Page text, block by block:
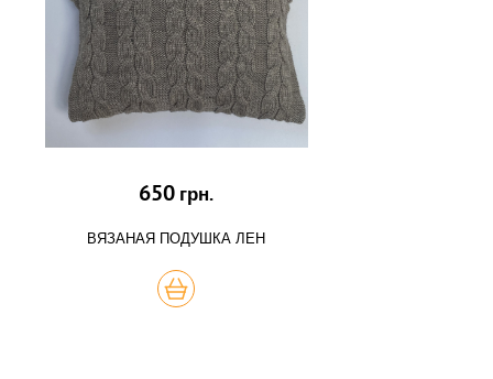
650 грн.
ВЯЗАНАЯ ПОДУШКА ЛЕН
КУПИТЬ